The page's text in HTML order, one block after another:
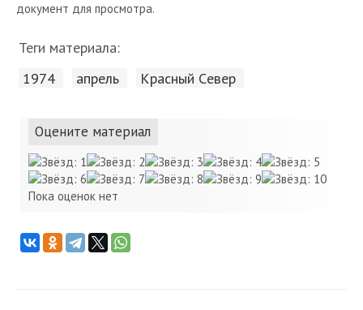
документ для просмотра.
Теги материала:
1974 апрель Красный Cевер
Оцените материал
Пока оценок нет